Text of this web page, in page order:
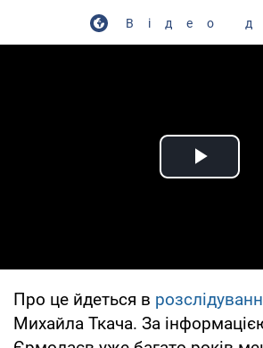
Відео
Play
Про це йдеться в
Михайла Ткача. За